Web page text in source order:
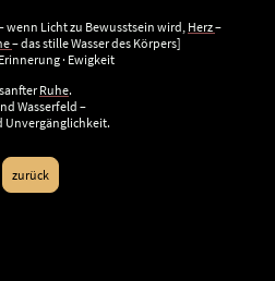
wenn Licht zu Bewusstsein wird, Herz–
– das stille Wasser des Körpers]
· Ewigkeit
Ruhe.
Wasserfeld –
Unvergänglichkeit.
zurück